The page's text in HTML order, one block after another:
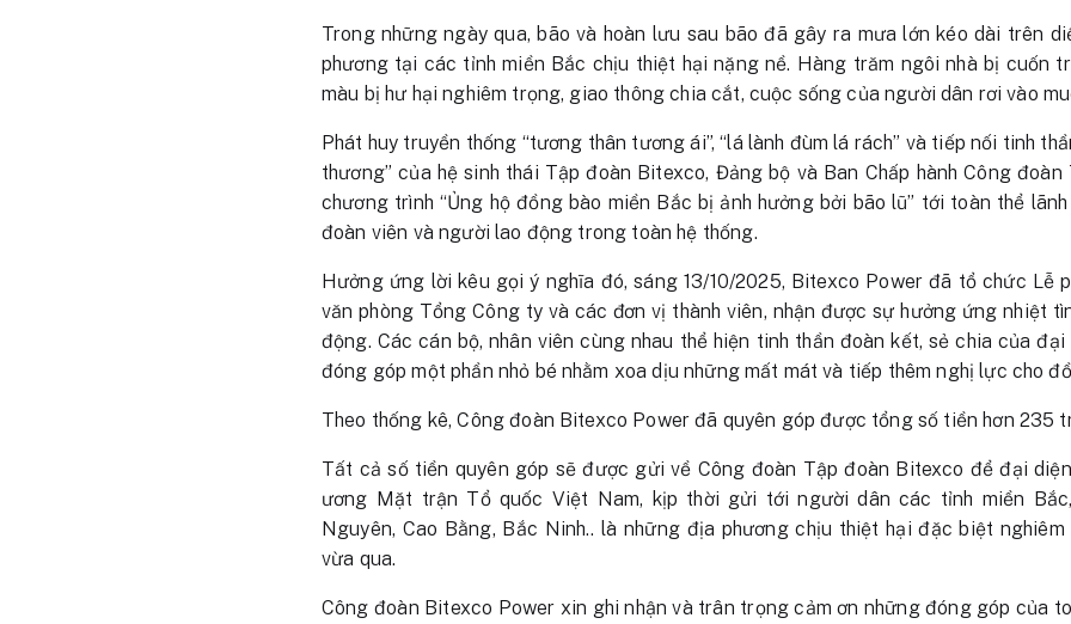
Trong những ngày qua, bão và hoàn lưu sau bão đã gây ra mưa lớn kéo dài trên
phương tại các tỉnh miền Bắc chịu thiệt hại nặng nề. Hàng trăm ngôi nhà bị cuốn
màu bị hư hại nghiêm trọng, giao thông chia cắt, cuộc sống của người dân rơi vào
Phát huy truyền thống “tương thân tương ái”, “lá lành đùm lá rách” và tiếp nối tinh
thương” của hệ sinh thái Tập đoàn Bitexco, Đảng bộ và Ban Chấp hành Công
chương trình “Ủng hộ đồng bào miền Bắc bị ảnh hưởng bởi bão lũ” tới toàn thể
đoàn viên và người lao động trong toàn hệ thống.
Hưởng ứng lời kêu gọi ý nghĩa đó, sáng 13/10/2025, Bitexco Power đã tổ chức Lễ
văn phòng Tổng Công ty và các đơn vị thành viên, nhận được sự hưởng ứng nhiệt
động. Các cán bộ, nhân viên cùng nhau thể hiện tinh thần đoàn kết, sẻ chia của
đóng góp một phần nhỏ bé nhằm xoa dịu những mất mát và tiếp thêm nghị lực cho
Theo thống kê, Công đoàn Bitexco Power đã quyên góp được tổng số tiền hơn 235
Tất cả số tiền quyên góp sẽ được gửi về Công đoàn Tập đoàn Bitexco để đại
ương Mặt trận Tổ quốc Việt Nam, kịp thời gửi tới người dân các tỉnh miền
Nguyên, Cao Bằng, Bắc Ninh.. là những địa phương chịu thiệt hại đặc biệt
vừa qua.
Công đoàn Bitexco Power xin ghi nhận và trân trọng cảm ơn những đóng góp của